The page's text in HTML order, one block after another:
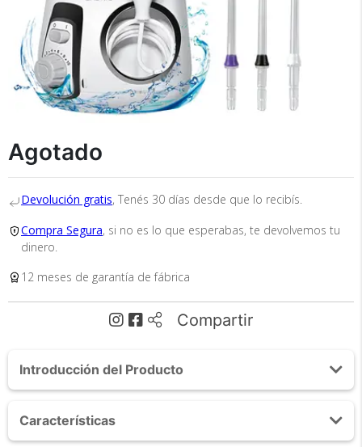
Agotado
Devolución gratis, Tenés 30 días desde que lo recibís.
Compra Segura, si no es lo que esperabas, te devolvemos tu
dinero.
12 meses de garantía de fábrica
Compartir
Introducción del Producto
800ml 10 Velocidades con Set de Boquillas
Características
Medios de Pago
Recibí el producto que esperabas o
En Bidcom te aseguramos recibir el producto
que esperabas o te devolvemos el 100% de tu